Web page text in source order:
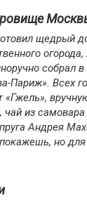
щедрый
собрал
Париж». Всех
«Гжель»,
чай из
Андрея
но